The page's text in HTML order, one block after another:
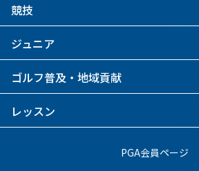
競技
ジュニア
ゴルフ普及・地域貢献
レッスン
PGA会員ページ